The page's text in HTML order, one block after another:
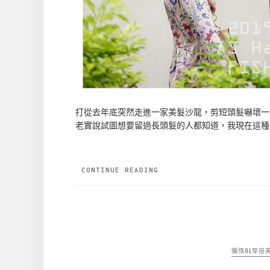
打從去年底突然走進一家美髮沙龍，剪短頭髮嚇壞
老實說試圖想要留過長頭髮的人都知道，我現在這
CONTINUE READING
懶惰OL穿搭